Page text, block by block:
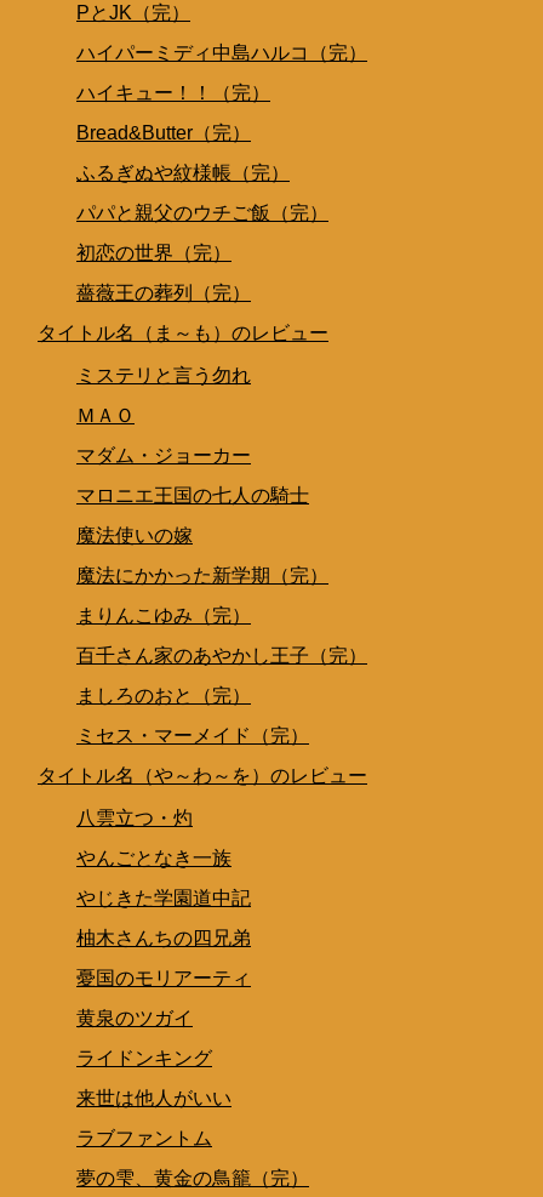
PとJK（完）
ハイパーミディ中島ハルコ（完）
ハイキュー！！（完）
Bread&Butter（完）
ふるぎぬや紋様帳（完）
パパと親父のウチご飯（完）
初恋の世界（完）
薔薇王の葬列（完）
タイトル名（ま～も）のレビュー
ミステリと言う勿れ
ＭＡＯ
マダム・ジョーカー
マロニエ王国の七人の騎士
魔法使いの嫁
魔法にかかった新学期（完）
まりんこゆみ（完）
百千さん家のあやかし王子（完）
ましろのおと（完）
ミセス・マーメイド（完）
タイトル名（や～わ～を）のレビュー
八雲立つ・灼
やんごとなき一族
やじきた学園道中記
柚木さんちの四兄弟
憂国のモリアーティ
黄泉のツガイ
ライドンキング
来世は他人がいい
ラブファントム
夢の雫、黄金の鳥籠（完）